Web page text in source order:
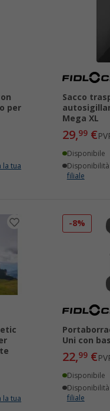
per
la tua
Sacco
Mega XL
29,99 €
Disponibile
Disponibilità
filiale
la tua
-8%
Uni con
22,99 €
Disponibile
Disponibilità
filiale